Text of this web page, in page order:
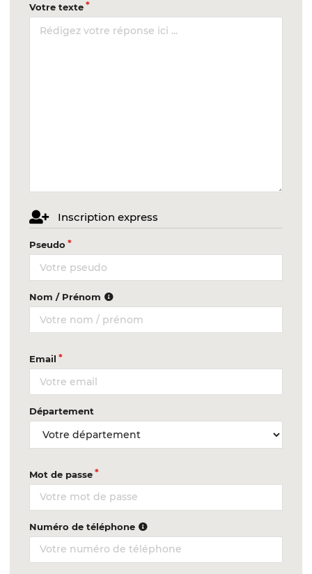
Votre texte
Inscription express
Pseudo
Nom / Prénom
Email
Département
Mot de passe
Numéro de téléphone